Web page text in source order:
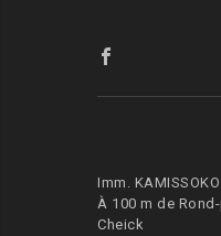
Imm.
À 100 m de
Cheick